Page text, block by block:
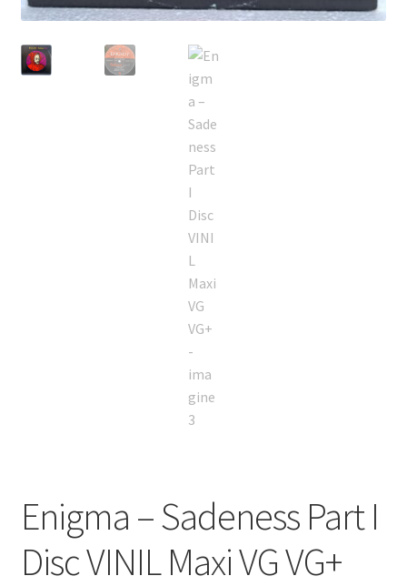
Enigma – Sadeness Part I
Disc VINIL Maxi VG VG+